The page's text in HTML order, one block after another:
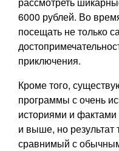
6000 рублей. Во
посещать не только
приключения.
Кроме того,
программы с очень
историями и фактами
и выше, но результат
сравнимый с